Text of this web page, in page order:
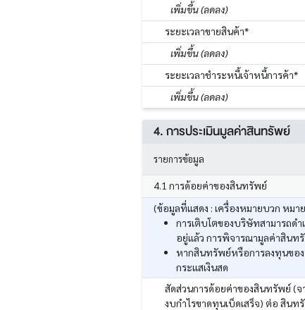
เพิ่มขึ้น (ลดลง)
ระยะเวลาขายสินค้า*
เพิ่มขึ้น (ลดลง)
ระยะเวลาชำระหนี้เจ้าหนี้การค้า*
เพิ่มขึ้น (ลดลง)
4. การประเมินมูลค่าสินทรัพย์
รายการข้อมูล
4.1 การด้อยค่าของสินทรัพย์
(ข้อมูลที่แสดง : เครื่องหมายบวก หมา
การเติบโตของบริษัทสามารถ
อยู่แล้ว การพิจารณามูลค่าสิน
หากสินทรัพย์หรือการลงทุนขอ
กระแสเงินสด
สัดส่วนการด้อยค่าของสินทรัพย์ (จ
งบกำไรขาดทุนเบ็ดเสร็จ) ต่อ สินท